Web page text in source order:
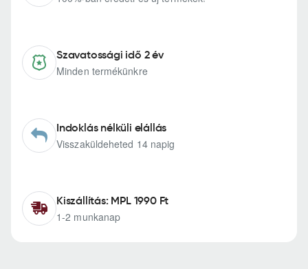
Szavatossági idő 2 év
Minden termékünkre
Indoklás nélküli elállás
Visszaküldeheted 14 napig
Kiszállítás: MPL 1990 Ft
1-2 munkanap